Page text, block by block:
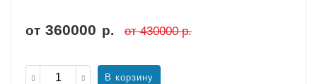
от 360000 р. от430000р.
В корзину